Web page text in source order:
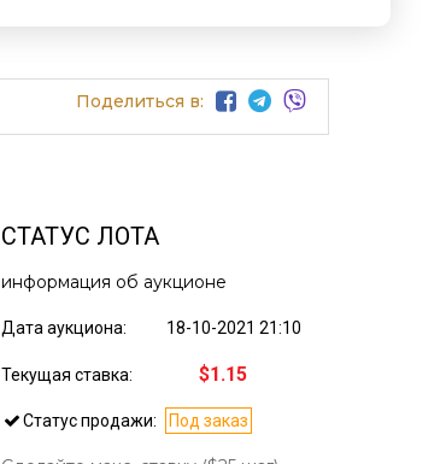
Поделиться в:
СТАТУС ЛОТА
информация об аукционе
Дата аукциона: 18-10-2021 21:10
Текущая ставка: $1.15
Статус продажи: Под заказ